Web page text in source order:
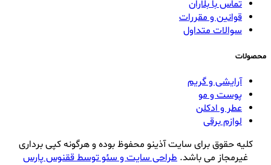
تماس با بلاران
قوانین و مقررات
سوالات متداول
محصولات
آرایشی و گریم
پوست و مو
عطر و ادکلن
لوازم برقی
کلیه حقوق برای سایت آذینو محفوظ بوده و هرگونه کپی برداری
غیرمجاز می باشد. طراحی سایت و سئو توسط ققنوس پارس